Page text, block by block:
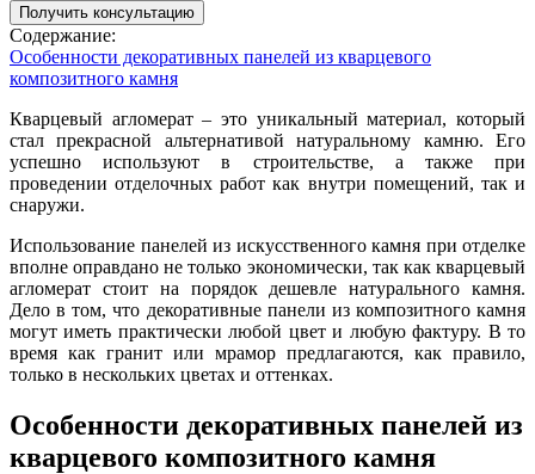
Получить консультацию
Содержание:
Особенности декоративных панелей из кварцевого
композитного камня
Кварцевый агломерат – это уникальный материал, который
стал прекрасной альтернативой натуральному камню. Его
успешно используют в строительстве, а также при
проведении отделочных работ как внутри помещений, так и
снаружи.
Использование панелей из искусственного камня при отделке
вполне оправдано не только экономически, так как кварцевый
агломерат стоит на порядок дешевле натурального камня.
Дело в том, что декоративные панели из композитного камня
могут иметь практически любой цвет и любую фактуру. В то
время как гранит или мрамор предлагаются, как правило,
только в нескольких цветах и оттенках.
Особенности декоративных панелей из
кварцевого композитного камня